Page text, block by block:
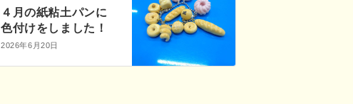
４月の紙粘土パンに
色付けをしました！
2026年6月20日